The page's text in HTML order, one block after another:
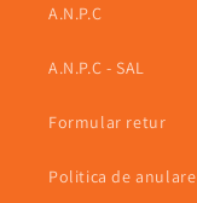
A.N.P.C
A.N.P.C - SAL
Formular retur
Politica de anulare